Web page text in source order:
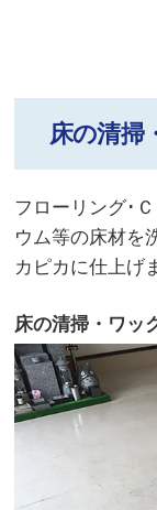
床の清掃
フローリング･
ウム等の床材を
カピカに仕上げ
床の清掃・ワッ